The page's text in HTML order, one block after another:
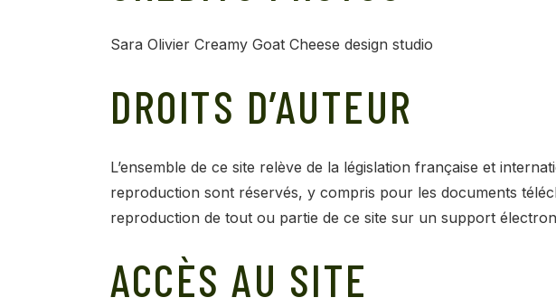
Sara Olivier Creamy Goat Cheese design studio
DROITS D’AUTEUR
L’ensemble de ce site relève de la législation française et
reproduction sont réservés, y compris pour les documents
reproduction de tout ou partie de ce site sur un support
ACCÈS AU SITE